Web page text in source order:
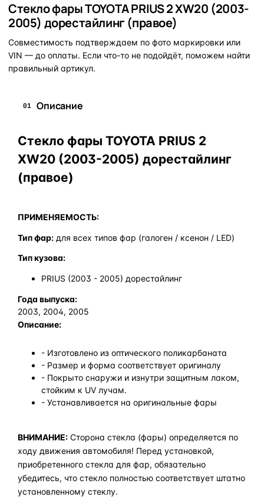
Стекло фары TOYOTA PRIUS 2 XW20 (2003-
2005) дорестайлинг (правое)
Совместимость подтверждаем по фото маркировки или
VIN — до оплаты. Если что-то не подойдёт, поможем найти
правильный артикул.
01 Описание
Стекло фары TOYOTA PRIUS 2
XW20 (2003-2005) дорестайлинг
(правое)
ПРИМЕНЯЕМОСТЬ:
Тип фар: для всех типов фар (галоген / ксенон / LED)
Тип кузова:
PRIUS (2003 - 2005) дорестайлинг
Года выпуска:
2003, 2004, 2005
Описание:
- Изготовлено из оптического поликарбаната
- Размер и форма соответствует оригиналу
- Покрыто снаружи и изнутри защитным лаком,
стойким к UV лучам.
- Устанавливается на оригинальные фары
ВНИМАНИЕ: Сторона стекла (фары) определяется по
ходу движения автомобиля! Перед установкой,
приобретенного стекла для фар, обязательно
убедитесь, что стекло полностью соответствует штатно
установленному стеклу.